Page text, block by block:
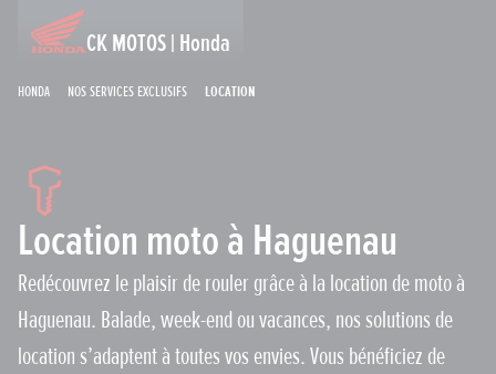
CK MOTOS | Honda
Honda Nos services exclusifs Location
Location moto à Haguenau
Redécouvrez le plaisir de rouler grâce à la location de moto à
Haguenau. Balade, week-end ou vacances, nos solutions de
location s’adaptent à toutes vos envies. Vous bénéficiez de